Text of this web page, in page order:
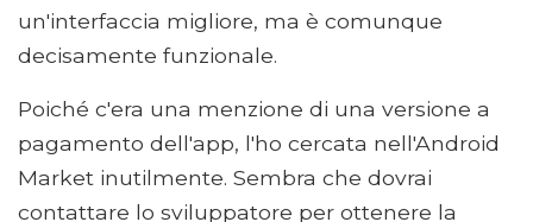
un'interfaccia migliore, ma è comunque
decisamente funzionale.
Poiché c'era una menzione di una versione a
pagamento dell'app, l'ho cercata nell'Android
Market inutilmente. Sembra che dovrai
contattare lo sviluppatore per ottenere la